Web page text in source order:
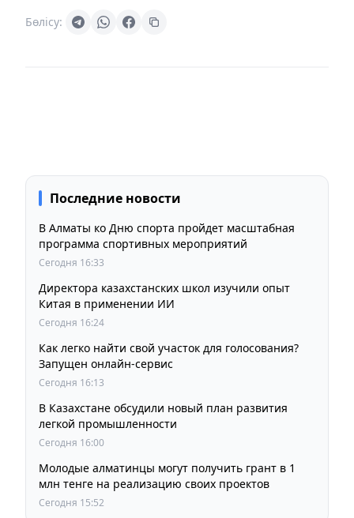
Бөлісу:
Последние новости
В Алматы ко Дню спорта пройдет масштабная
программа спортивных мероприятий
Сегодня 16:33
Директора казахстанских школ изучили опыт
Китая в применении ИИ
Сегодня 16:24
Как легко найти свой участок для голосования?
Запущен онлайн-сервис
Сегодня 16:13
В Казахстане обсудили новый план развития
легкой промышленности
Сегодня 16:00
Молодые алматинцы могут получить грант в 1
млн тенге на реализацию своих проектов
Сегодня 15:52